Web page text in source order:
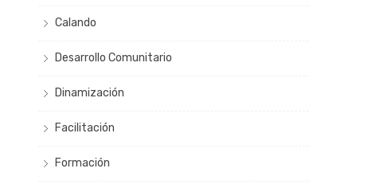
Calando
Desarrollo Comunitario
Dinamización
Facilitación
Formación